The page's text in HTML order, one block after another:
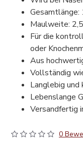
Gesamtlänge:
Maulweite:
Für die
oder
Aus
Vollständig
Langlebig und
Lebenslange
Versandfertig
0